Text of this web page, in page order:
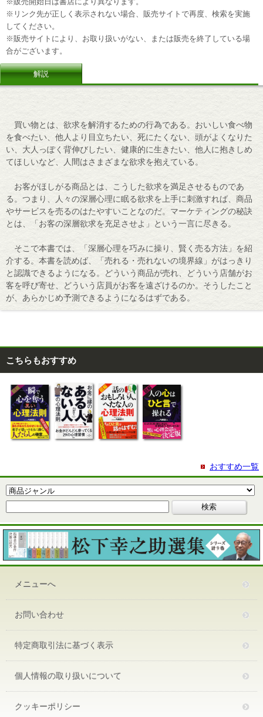
※販売開始日は書店により異なります。
※リンク先が正しく表示されない場合、販売サイトで再度、検索を実施
してください。
※販売サイトにより、お取り扱いがない、または販売を終了している場
合がございます。
解説
買い物とは、欲求を解消するための行為である。おいしい食べ物
を食べたい、他人より目立ちたい、死にたくない、頭がよくなりた
い、大人っぽく背伸びしたい、健康的に生きたい、他人に抱きしめ
てほしいなど、人間はさまざまな欲求を抱えている。
お客がほしがる商品とは、こうした欲求を満足させるものであ
る。つまり、人々の深層心理に眠る欲求を上手に刺激すれば、商品
やサービスを売るのはたやすいことなのだ。マーケティングの秘訣
とは、「お客の深層欲求を充足させよ」という一言に尽きる。
そこで本書では、「深層心理を巧みに操り、賢く売る方法」を紹
介する。本書を読めば、「売れる・売れないの境界線」がはっきり
と認識できるようになる。どういう商品が売れ、どういう店舗がお
客を呼び寄せ、どういう店員がお客を遠ざけるのか。そうしたこと
が、あらかじめ予測できるようになるはずである。
こちらもおすすめ
おすすめ一覧
メニューへ
お問い合わせ
特定商取引法に基づく表示
個人情報の取り扱いについて
クッキーポリシー